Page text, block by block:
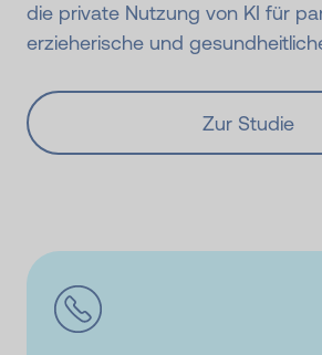
die private Nutzung von KI für
erzieherische und
Zur Studie